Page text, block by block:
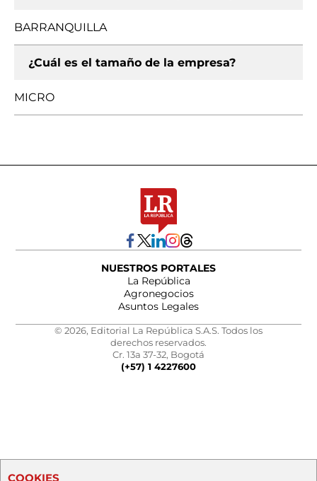
BARRANQUILLA
¿Cuál es el tamaño de la empresa?
MICRO
NUESTROS PORTALES
La República
Agronegocios
Asuntos Legales
© 2026, Editorial La República S.A.S. Todos los
derechos reservados.
Cr. 13a 37-32, Bogotá
(+57) 1 4227600
COOKIES